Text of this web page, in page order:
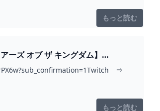
もっと読む
ーズ オブ ザ キングダム】
⇒
もっと読む